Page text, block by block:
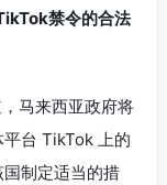
禁令的合法
马来西亚政府将
台 TikTok 上的
制定适当的措